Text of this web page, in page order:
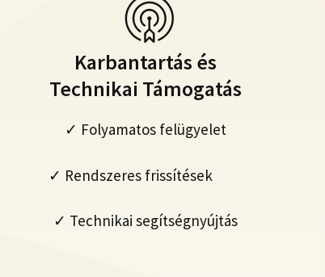
Karbantartás és
Technikai Támogatás
✓ Folyamatos felügyelet
✓ Rendszeres frissítések
✓ Technikai segítségnyújtás